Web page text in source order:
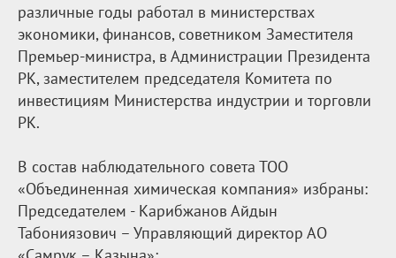
различные годы работал в министерствах
экономики, финансов, советником Заместителя
Премьер-министра, в Администрации Президента
РК, заместителем председателя Комитета по
инвестициям Министерства индустрии и торговли
РК.
В состав наблюдательного совета ТОО
«Объединенная химическая компания» избраны:
Председателем - Карибжанов Айдын
Табониязович – Управляющий директор АО